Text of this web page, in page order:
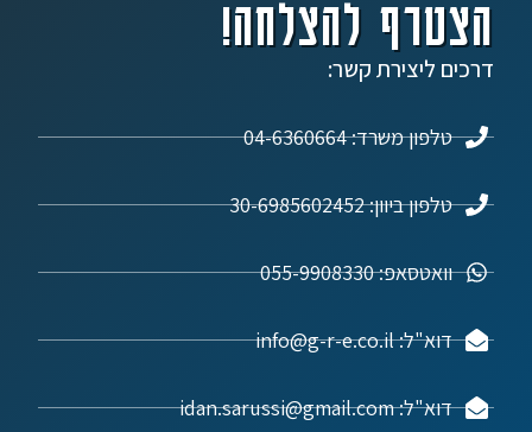
הצטרף להצלחה!
דרכים ליצירת קשר:
טלפון משרד: 04-6360664
טלפון ביוון: 30-6985602452
וואטסאפ: 055-9908330
דוא"ל: info@g-r-e.co.il
דוא"ל: idan.sarussi@gmail.com